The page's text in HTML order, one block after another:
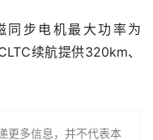
同步电机最大功率为
续航提供320km、
更多信息，并不代表本